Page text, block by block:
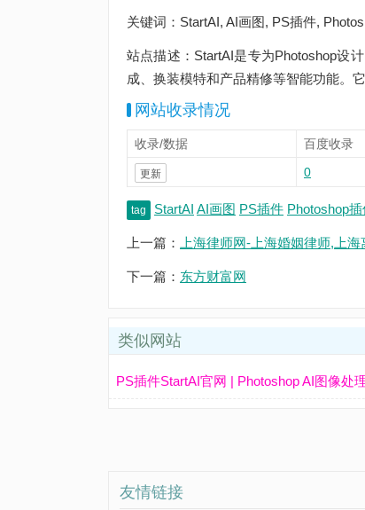
关键词：StartAI, AI画图, PS插件,
站点描述：StartAI是专为Photoshop设
成、换装模特和产品精修等智能功能。
网站收录情况
收录/数据 百度收录
更新 0
tag StartAI AI画图 PS插件 Photoshop
上一篇： 上海律师网-上海婚姻律师,上
下一篇： 东方财富网
类似网站
PS插件StartAI官网 | Photoshop AI图像处
友情链接